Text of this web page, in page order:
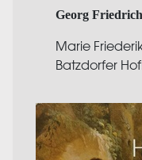
Georg
Marie
Batzdorfer